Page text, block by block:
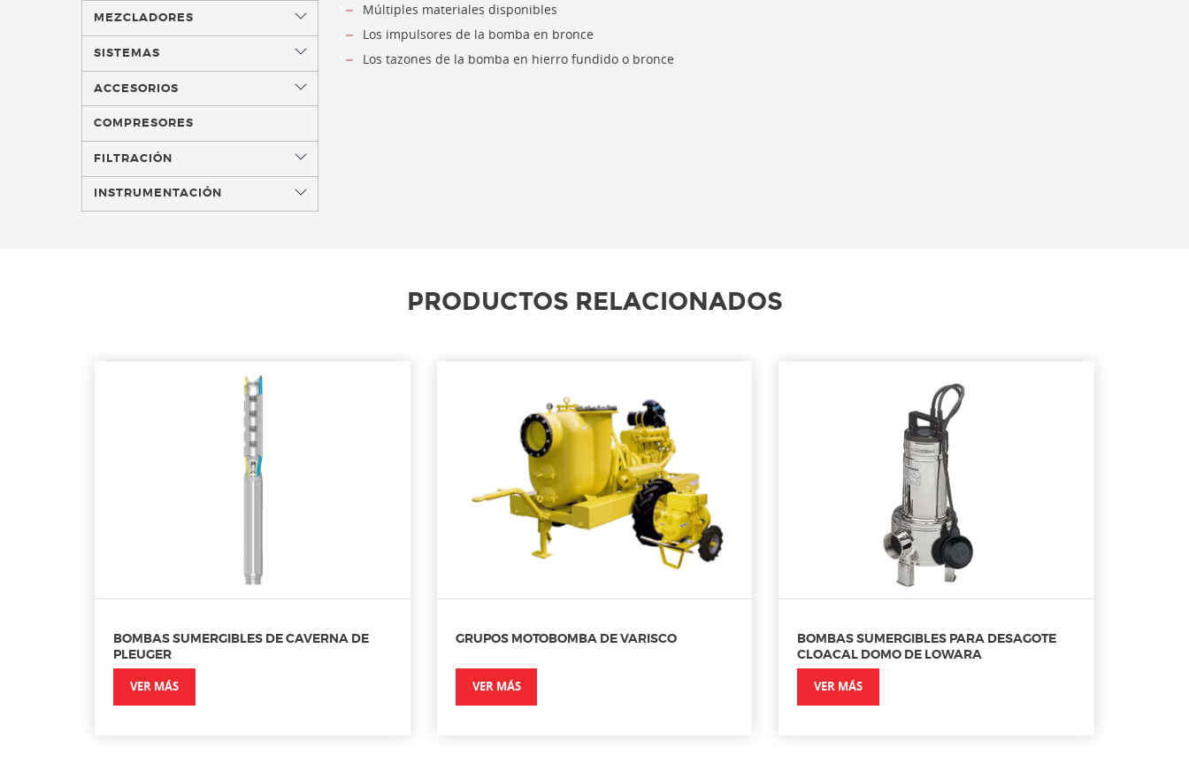
MEZCLADORES
SISTEMAS
ACCESORIOS
COMPRESORES
FILTRACIÓN
INSTRUMENTACIÓN
Múltiples materiales disponibles
Los impulsores de la bomba en bronce
Los tazones de la bomba en hierro fundido o bronce
PRODUCTOS RELACIONADOS
BOMBAS SUMERGIBLES DE CAVERNA DE
PLEUGER
VER MÁS
GRUPOS MOTOBOMBA DE VARISCO
VER MÁS
BOMBAS SUMERGIBLES PARA DESAGOTE
CLOACAL DOMO DE LOWARA
VER MÁS